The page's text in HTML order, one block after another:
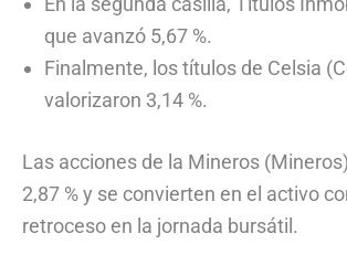
que avanzó 5,67 %.
Finalmente, los títulos de Celsia
valorizaron 3,14 %.
Las acciones de la Mineros
2,87 % y se convierten en el activo
retroceso en la jornada bursátil.